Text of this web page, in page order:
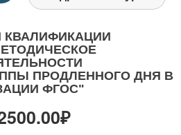
ПРОДЛЕННОГО ДНЯ В
ФГОС"